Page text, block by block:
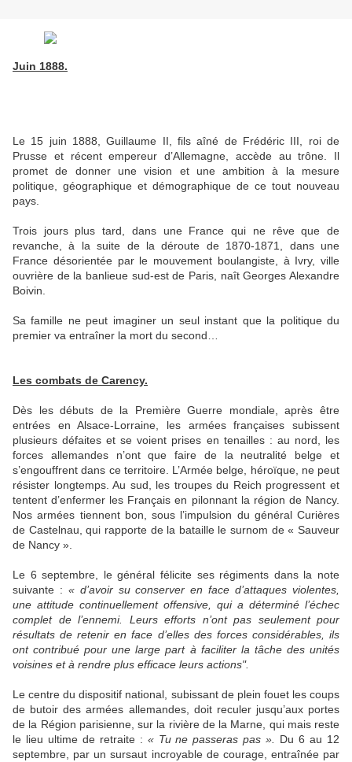
Juin 1888.
Le 15 juin 1888, Guillaume II, fils aîné de Frédéric III, roi de
Prusse et récent empereur d’Allemagne, accède au trône. Il
promet de donner une vision et une ambition à la mesure
politique, géographique et démographique de ce tout nouveau
pays.
Trois jours plus tard, dans une France qui ne rêve que de
revanche, à la suite de la déroute de 1870-1871, dans une
France désorientée par le mouvement boulangiste, à Ivry, ville
ouvrière de la banlieue sud-est de Paris, naît Georges Alexandre
Boivin.
Sa famille ne peut imaginer un seul instant que la politique du
premier va entraîner la mort du second…
Les combats de Carency.
Dès les débuts de la Première Guerre mondiale, après être
entrées en Alsace-Lorraine, les armées françaises subissent
plusieurs défaites et se voient prises en tenailles : au nord, les
forces allemandes n’ont que faire de la neutralité belge et
s’engouffrent dans ce territoire. L’Armée belge, héroïque, ne peut
résister longtemps. Au sud, les troupes du Reich progressent et
tentent d’enfermer les Français en pilonnant la région de Nancy.
Nos armées tiennent bon, sous l’impulsion du général Curières
de Castelnau, qui rapporte de la bataille le surnom de « Sauveur
de Nancy ».
Le 6 septembre, le général félicite ses régiments dans la note
suivante : « d’avoir su conserver en face d’attaques violentes,
une attitude continuellement offensive, qui a déterminé l’échec
complet de l’ennemi. Leurs efforts n’ont pas seulement pour
résultats de retenir en face d’elles des forces considérables, ils
ont contribué pour une large part à faciliter la tâche des unités
voisines et à rendre plus efficace leurs actions".
Le centre du dispositif national, subissant de plein fouet les coups
de butoir des armées allemandes, doit reculer jusqu’aux portes
de la Région parisienne, sur la rivière de la Marne, qui mais reste
le lieu ultime de retraite : « Tu ne passeras pas ».
Du 6 au 12
septembre, par un sursaut incroyable de courage, entraînée par